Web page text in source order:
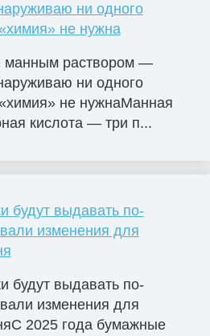
ни одного
не нужна
манным раствором —
ни одного
не нужнаМанная
кислота — три п...
будут выдавать по-
изменения для
будут выдавать по-
изменения для
2025 года бумажные